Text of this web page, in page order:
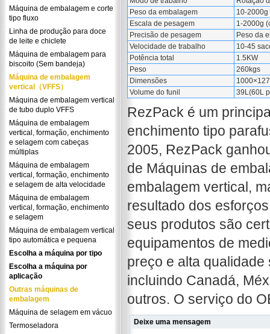
Máquina de embalagem e corte
tipo fluxo
Linha de produção para doce
de leite e chiclete
Máquina de embalagem para
biscoito (Sem bandeja)
Máquina de embalagem
vertical（VFFS）
Máquina de embalagem vertical
de tubo duplo VFFS
Máquina de embalagem
vertical, formação, enchimento
e selagem com cabeças
múltiplas
Máquina de embalagem
vertical, formação, enchimento
e selagem de alta velocidade
Máquina de embalagem
vertical, formação, enchimento
e selagem
Máquina de embalagem vertical
tipo automática e pequena
Escolha a máquina por tipo
Escolha a máquina por
aplicação
Outras máquinas de
embalagem
Máquina de selagem em vácuo
Termoseladora
Peso da embalagem
10-2000g
Escala de pesagem
1-2000g
Precisão de pesagem
Peso da
Velocidade de trabalho
10-45
Potência total
1.5KW
Peso
260kgs
Dimensões
Volume do funil
39L(60L
RezPack é um
enchimento tipo
2005, RezPack
de Máquinas de
embalagem vertical,
resultado dos
seus produtos são
equipamentos de
preço e alta
incluindo Canadá,
outros. O serviço do
Deixe uma mensagem